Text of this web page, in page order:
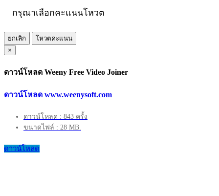
กรุณาเลือกคะแนนโหวต
ยกเลิก
โหวตคะแนน
×
ดาวน์โหลด Weeny Free Video Joiner
ดาวน์โหลด www.weenysoft.com
ดาวน์โหลด : 843 ครั้ง
ขนาดไฟล์ : 28 MB.
ดาวน์โหลด